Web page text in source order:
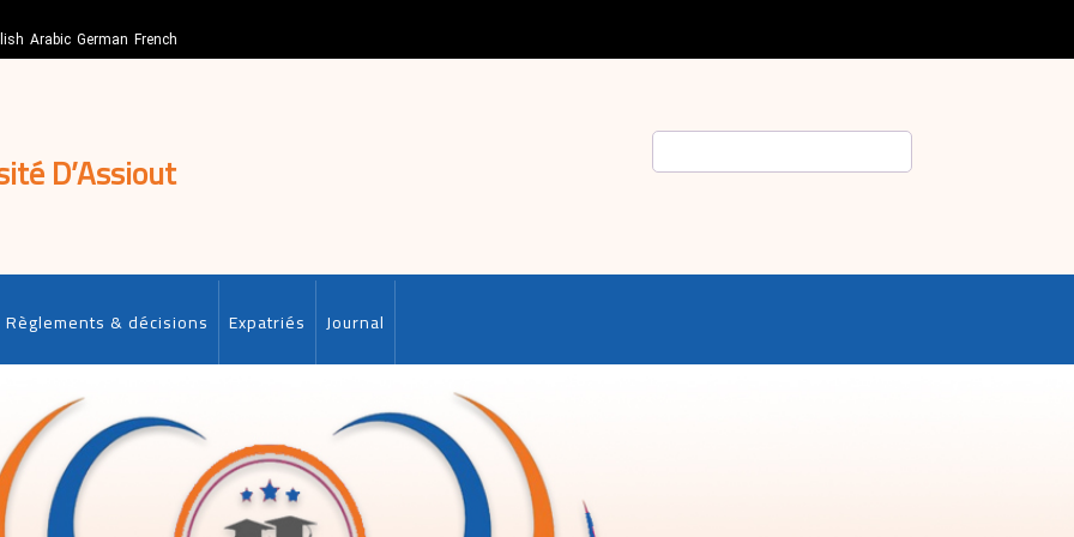
Arabic German French
D’Assiout
Règlements & décisions Expatriés Journal